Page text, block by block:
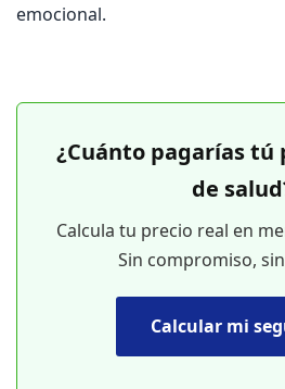
emocional.
¿Cuánto pagarías tú
de
Calcula tu precio real en
Sin compromiso,
Calcular mi